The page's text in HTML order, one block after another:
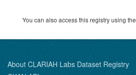
You can also access this registry using the
About CLARIAH Labs Dataset Registry